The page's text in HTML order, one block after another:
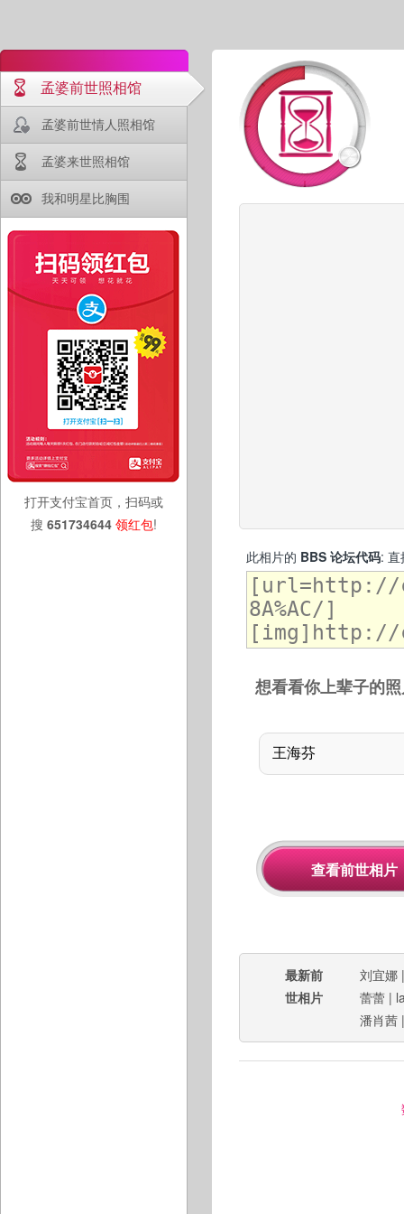
孟婆前世照相馆
孟婆前世情人照相馆
孟婆来世照相馆
我和明星比胸围
打开支付宝首页，扫码或
搜 651734644 领红包!
此相片的 BBS 论坛代码: 直
想看看你上辈子的
最新前
世相片
刘宜娜
蕾蕾 |
潘肖茜